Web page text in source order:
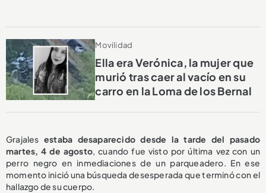
Movilidad
Ella era Verónica, la mujer que
murió tras caer al vacío en su
carro en la Loma de los Bernal
Grajales estaba desaparecido desde la tarde del pasado
martes, 4 de agosto, cuando fue visto por última vez con un
perro negro en inmediaciones de un parqueadero. En ese
momento inició una búsqueda desesperada que terminó con el
hallazgo de su cuerpo.